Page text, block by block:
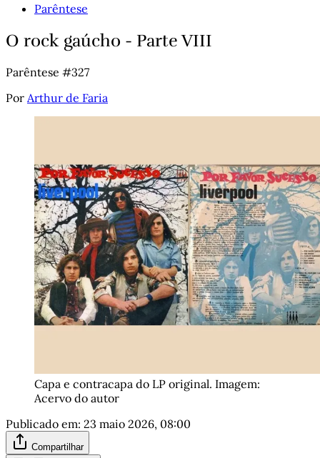
Parêntese
O rock gaúcho - Parte VIII
Parêntese #327
Por Arthur de Faria
Capa e contracapa do LP original. Imagem:
Acervo do autor
Publicado em: 23 maio 2026, 08:00
Compartilhar